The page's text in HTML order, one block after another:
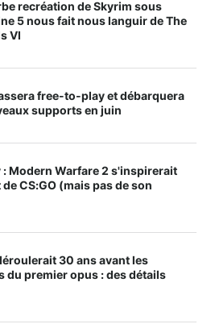
recréation de Skyrim sous
5 nous fait nous languir de The
VI
free-to-play et débarquera
supports en juin
: Modern Warfare 2 s'inspirerait
CS:GO (mais pas de son
30 ans avant les
du premier opus : des détails